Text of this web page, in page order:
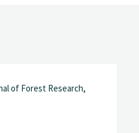
of Forest Research,